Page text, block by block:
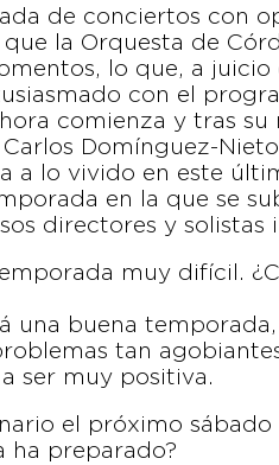
de conciertos con
la Orquesta de
lo que, a
con el
comienza y tras su
Domínguez-
a lo vivido en este
en la que se
directores y solistas
muy difícil.
una buena
tan
ser muy positiva.
el próximo
ha preparado?